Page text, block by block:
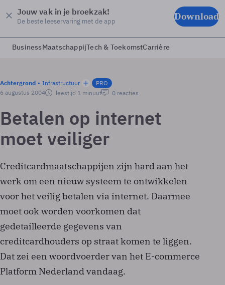
Jouw vak in je broekzak!
De beste leeservaring met de app Download
BusinessMaatschappijTech & ToekomstCarrière
Achtergrond Infrastructuur
PRO
6 augustus 2004
leestijd 1 minuut 0 reacties
Betalen op internet
moet veiliger
Creditcardmaatschappijen zijn hard aan het
werk om een nieuw systeem te ontwikkelen
voor het veilig betalen via internet. Daarmee
moet ook worden voorkomen dat
gedetailleerde gegevens van
creditcardhouders op straat komen te liggen.
Dat zei een woordvoerder van het E-commerce
Platform Nederland vandaag.